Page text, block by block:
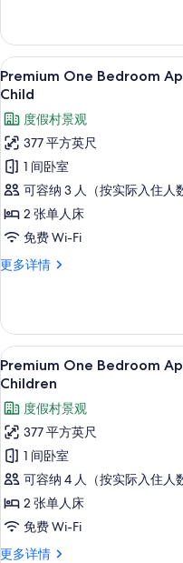
所
有
照
片
with
Balcony
2
Adults
多
信
息
显
示
Premium
One
Bedroom
Apartment
with
Balcony
2
Adults+1
所
有
照
片
8
Premium One Bedroom
Child
度假村景观
377 平方英尺
1 间卧室
可容纳 3 人（按实际入住人
2 张单人床
免费 Wi-Fi
更多详情
Premium
with
Balcony
2
Adults+1
更
多
信
息
显
示
Premium
One
Bedroom
Apartment
with
Balcony
2
Adults+2
8
Premium One Bedroom
Children
度假村景观
377 平方英尺
1 间卧室
可容纳 4 人（按实际入住人
2 张单人床
免费 Wi-Fi
更多详情
Premium